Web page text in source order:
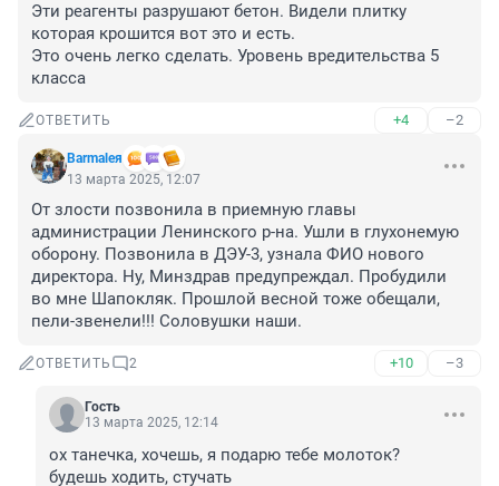
Эти реагенты разрушают бетон. Видели плитку
которая крошится вот это и есть.
Это очень легко сделать. Уровень вредительства 5
класса
ОТВЕТИТЬ +4 –2
Barmaleя
13 марта 2025, 12:07
От злости позвонила в приемную главы
администрации Ленинского р-на. Ушли в глухонемую
оборону. Позвонила в ДЭУ-3, узнала ФИО нового
директора. Ну, Минздрав предупреждал. Пробудили
во мне Шапокляк. Прошлой весной тоже обещали,
пели-звенели!!! Соловушки наши.
ОТВЕТИТЬ 2 +10 –3
Гость
13 марта 2025, 12:14
ох танечка, хочешь, я подарю тебе молоток?
будешь ходить, стучать